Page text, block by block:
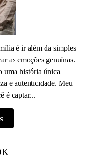
é ir além da simples
as emoções genuínas.
uma história única,
e autenticidade. Meu
é captar...